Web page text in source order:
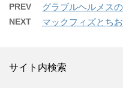
PREV グラブルヘルメス
NEXT マックフィズとち
サイト内検索